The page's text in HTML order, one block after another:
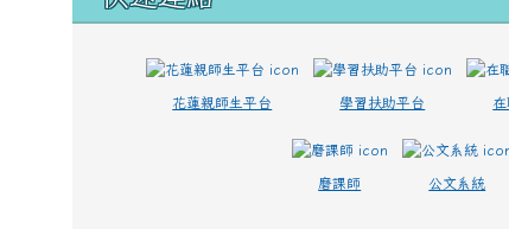
花蓮親師生平台 學習扶助平台
磨課師 公文系統